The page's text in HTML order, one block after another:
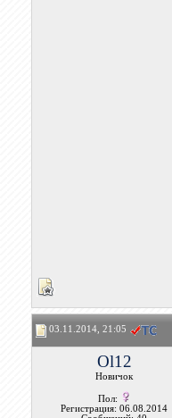
03.11.2014, 21:05
Ol12
Новичок
Пол:
Регистрация: 06.08.2014